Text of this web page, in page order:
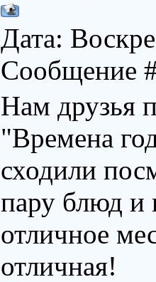
Дата:
Сообщение
Нам друзья
"Времена
сходили
пару блюд и
отличное
отличная!